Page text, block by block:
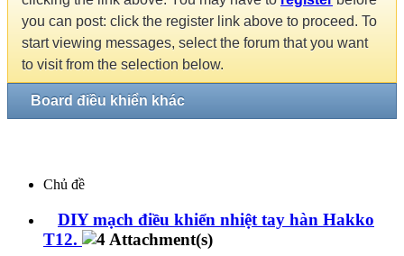
you can post: click the register link above to proceed. To
start viewing messages, select the forum that you want
to visit from the selection below.
Board điều khiển khác
Chủ đề
DIY mạch điều khiển nhiệt tay hàn Hakko
T12.